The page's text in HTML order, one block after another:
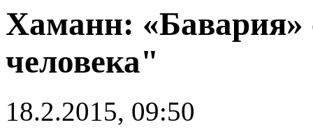
Хаманн: «Бавария»
человека"
18.2.2015, 09:50